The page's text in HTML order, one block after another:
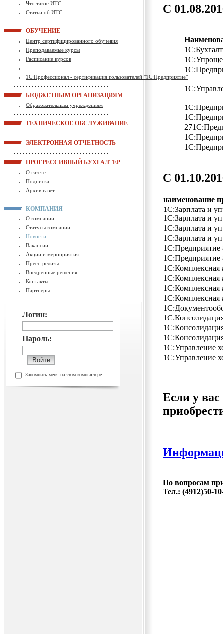
Что такое ИТС
Статьи об ИТС
ОБУЧЕНИЕ
Центр сертифицированного обучения
Преподаваемые курсы
Расписание курсов
1С:Профессионал - сертификация пользователей "1С:Предприятие"
БЮДЖЕТНЫМ ОРГАНИЗАЦИЯМ
Образовательным учреждениям
ТЕХНИЧЕСКОЕ ОБСЛУЖИВАНИЕ
ЭЛЕКТРОННАЯ ОТЧЕТНОСТЬ
ПРОГРЕССИВНЫЙ БУХГАЛТЕР
О газете
Подписка
Архив газет
КОМПАНИЯ
О компании
Статусы компании
Новости
Вакансии
Акции и мероприятия
Пресс-релизы
Внедренные решения
Контакты
Партнеры
Логин:
Пароль:
Запомнить меня на этом компьютере
С
С
наименование
1С:Зарплата и
1С:Зарплата и
1С:Зарплата и
1С:Зарплата и
1С:Комплексная
1С:Комплексная
1С:Комплексная
1С:Управление
1С:Управление
Если у
По вопросам
Тел.: (4912)50-